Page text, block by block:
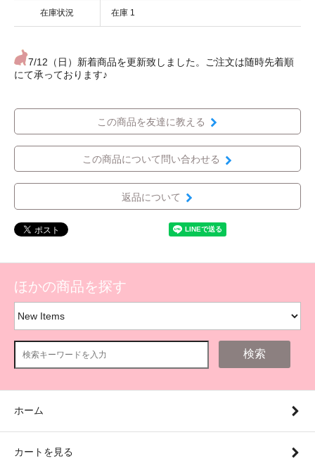
在庫状況 在庫 1
7/12（日）新着商品を更新致しました。ご注文は随時先着順
にて承っております♪
この商品を友達に教える
この商品について問い合わせる
返品について
ほかの商品を探す
検索
ホーム
カートを見る